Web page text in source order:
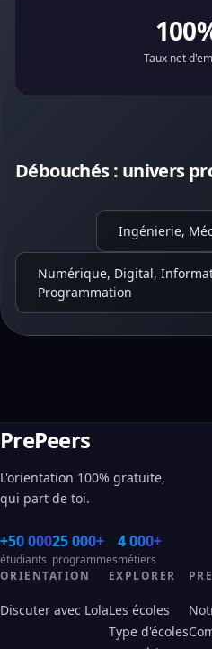
Taux net
Débouchés : univers
Ingénierie,
Numérique, Digital,
Programmation
PrePeers
L'orientation 100% gratuite,
qui part de toi.
+50 000
étudiants
25 000+
programmes
4 000+
métiers
ORIENTATION
Discuter avec Lola
EXPLORER
Les écoles
Type d'écoles